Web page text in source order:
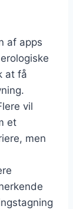
af apps
at få
vil
et
men